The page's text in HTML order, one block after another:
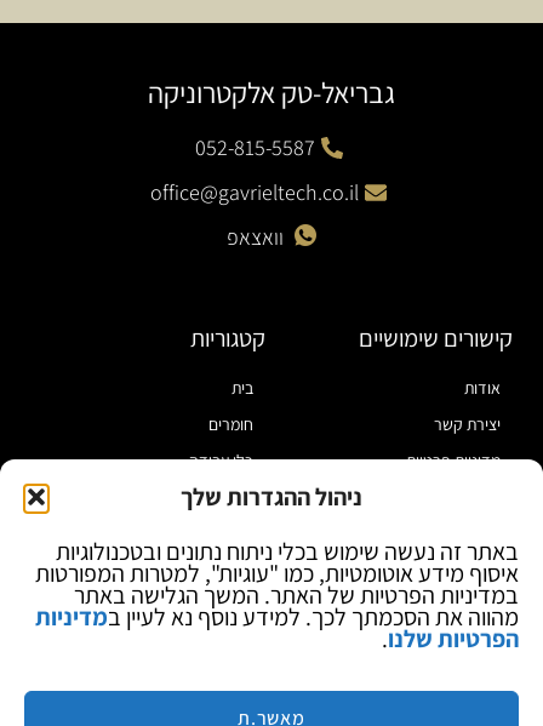
ניהול ההגדרות שלך
באתר זה נעשה שימוש בכלי ניתוח נתונים ובטכנולוגיות
איסוף מידע אוטומטיות, כמו "עוגיות", למטרות המפורטות
במדיניות הפרטיות של האתר. המשך הגלישה באתר
מהווה את הסכמתך לכך. למידע נוסף נא לעיין במדיניות
הפרטיות שלנו.
מאשר.ת
גבריאל-טק אלקטרוניקה
052-815-5587
office@gavrieltech.co.il
וואצאפ
קישורים שימושיים
אודות
יצירת קשר
מדיניות פרטיות
בלוג
קטגוריות
בית
חומרים
כלי עבודה
מוצרי הלחמה
ספקי כח ומודדים
ציוד אופטי להגדלה
מותגים